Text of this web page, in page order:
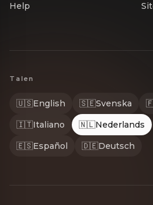
Help
Talen
🇺🇸English 🇸🇪Svenska
🇮🇹Italiano 🇳🇱Nederlands
🇪🇸Español 🇩🇪Deutsch